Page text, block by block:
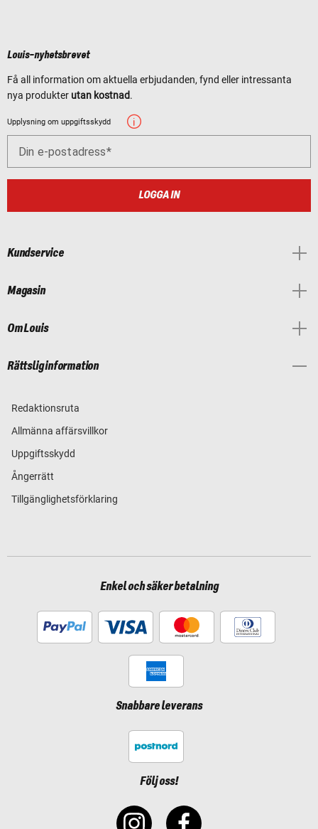
Louis-nyhetsbrevet
Få all information om aktuella erbjudanden, fynd eller intressanta
nya produkter utan kostnad.
Upplysning om uppgiftsskydd
Din e-postadress
LOGGA IN
Kundservice
Magasin
Om Louis
Rättslig information
Redaktionsruta
Allmänna affärsvillkor
Uppgiftsskydd
Ångerrätt
Tillgänglighetsförklaring
Enkel och säker betalning
Snabbare leverans
Följ oss!